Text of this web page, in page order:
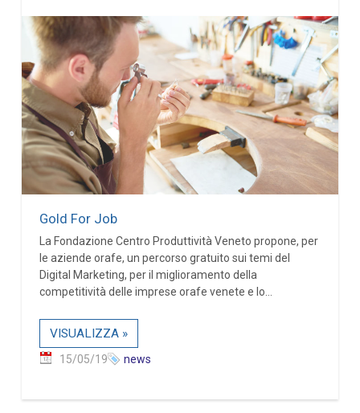
Gold For Job
La Fondazione Centro Produttività Veneto propone, per
le aziende orafe, un percorso gratuito sui temi del
Digital Marketing, per il miglioramento della
competitività delle imprese orafe venete e lo...
VISUALIZZA »
15/05/19 news